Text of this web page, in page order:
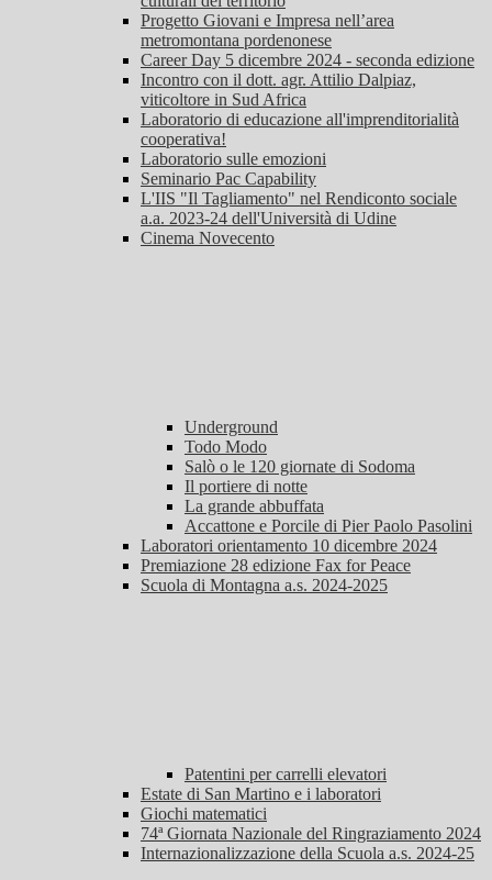
Progetto Giovani e Impresa nell’area
metromontana pordenonese
Career Day 5 dicembre 2024 - seconda edizione
Incontro con il dott. agr. Attilio Dalpiaz,
viticoltore in Sud Africa
Laboratorio di educazione all'imprenditorialità
cooperativa!
Laboratorio sulle emozioni
Seminario Pac Capability
L'IIS "Il Tagliamento" nel Rendiconto sociale
a.a. 2023-24 dell'Università di Udine
Cinema Novecento
Underground
Todo Modo
Salò o le 120 giornate di Sodoma
Il portiere di notte
La grande abbuffata
Accattone e Porcile di Pier Paolo Pasolini
Laboratori orientamento 10 dicembre 2024
Premiazione 28 edizione Fax for Peace
Scuola di Montagna a.s. 2024-2025
Patentini per carrelli elevatori
Estate di San Martino e i laboratori
Giochi matematici
74ª Giornata Nazionale del Ringraziamento 2024
Internazionalizzazione della Scuola a.s. 2024-25